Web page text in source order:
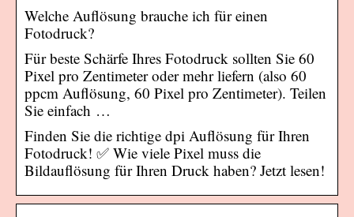
Welche Auflösung brauche ich für einen
Fotodruck?
Für beste Schärfe Ihres Fotodruck sollten Sie 60
Pixel pro Zentimeter oder mehr liefern (also 60
ppcm Auflösung, 60 Pixel pro Zentimeter). Teilen
Sie einfach …
Finden Sie die richtige dpi Auflösung für Ihren
Fotodruck! ✅ Wie viele Pixel muss die
Bildauflösung für Ihren Druck haben? Jetzt lesen!